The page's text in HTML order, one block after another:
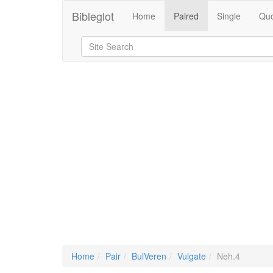
Bibleglot Home Paired Single
Home Pair BulVeren Vulgate Neh.4